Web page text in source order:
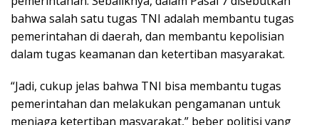
bahwa salah satu tugas TNI adalah membantu tugas
pemerintahan di daerah, dan membantu kepolisian
dalam tugas keamanan dan ketertiban masyarakat.
“Jadi, cukup jelas bahwa TNI bisa membantu tugas
pemerintahan dan melakukan pengamanan untuk
menjaga ketertiban masyarakat,” beber politisi yang